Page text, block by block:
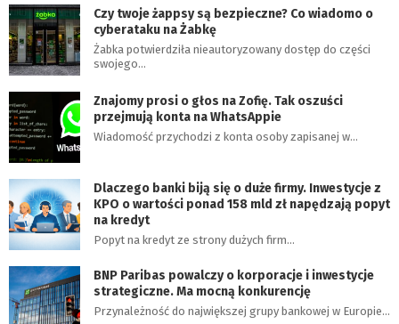
Czy twoje żappsy są bezpieczne? Co wiadomo o
cyberataku na Żabkę
Żabka potwierdziła nieautoryzowany dostęp do części
swojego…
Znajomy prosi o głos na Zofię. Tak oszuści
przejmują konta na WhatsAppie
Wiadomość przychodzi z konta osoby zapisanej w…
Dlaczego banki biją się o duże firmy. Inwestycje z
KPO o wartości ponad 158 mld zł napędzają popyt
na kredyt
Popyt na kredyt ze strony dużych firm…
BNP Paribas powalczy o korporacje i inwestycje
strategiczne. Ma mocną konkurencję
Przynależność do największej grupy bankowej w Europie…